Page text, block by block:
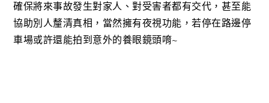
確保將來事故發生對家人、對受害者都有交代，甚至能
協助別人釐清真相，當然擁有夜視功能，若停在路邊停
車場或許還能拍到意外的養眼鏡頭唷~